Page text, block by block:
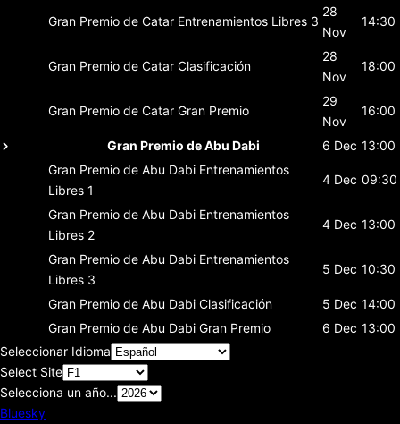
Gran Premio de Catar Entrenamientos Libres 3
28
Nov
14:30
Gran Premio de Catar Clasificación
28
Nov
18:00
Gran Premio de Catar Gran Premio
29
Nov
16:00
Gran Premio de Abu Dabi 6 Dec 13:00
Gran Premio de Abu Dabi Entrenamientos
Libres 1
4 Dec 09:30
Gran Premio de Abu Dabi Entrenamientos
Libres 2
4 Dec 13:00
Gran Premio de Abu Dabi Entrenamientos
Libres 3
5 Dec 10:30
Gran Premio de Abu Dabi Clasificación 5 Dec 14:00
Gran Premio de Abu Dabi Gran Premio 6 Dec 13:00
Seleccionar Idioma
Select Site
Selecciona un año...
Bluesky